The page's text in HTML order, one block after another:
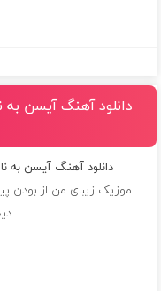
دانلود آهنگ آیسن
دانلود آهنگ آیسن
موزیک زیبای من از